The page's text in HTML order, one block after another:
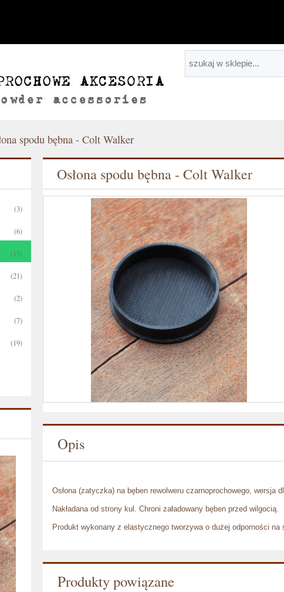
spodu bębna - Colt Walker
(3)
(6)
(15)
(21)
(2)
(7)
(19)
Osłona spodu bębna - Colt Walker
Opis
Osłona (zatyczka) na bęben rewolweru czarnoprochowego, wersja
Nakładana od strony kul. Chroni załadowany bęben przed wilgocią.
Produkt wykonany z elastycznego tworzywa o dużej odporności
Produkty powiązane